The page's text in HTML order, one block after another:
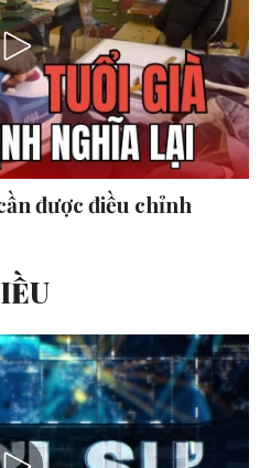
được điều chỉnh